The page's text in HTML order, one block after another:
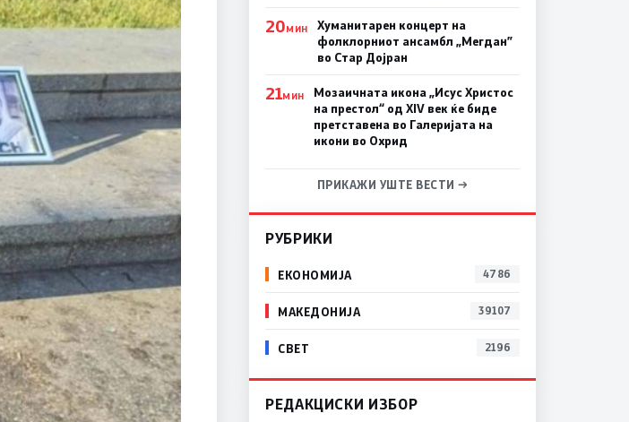
20МИН
Хуманитарен концерт на
фолклорниот ансамбл „Мегдан”
во Стар Дојран
21МИН
Мозаичната икона „Исус Христос
на престол“ од XIV век ќе биде
претставена во Галеријата на
икони во Охрид
ПРИКАЖИ УШТЕ ВЕСТИ →
РУБРИКИ
ЕКОНОМИЈА 4786
МАКЕДОНИЈА 39107
СВЕТ 2196
РЕДАКЦИСКИ ИЗБОР